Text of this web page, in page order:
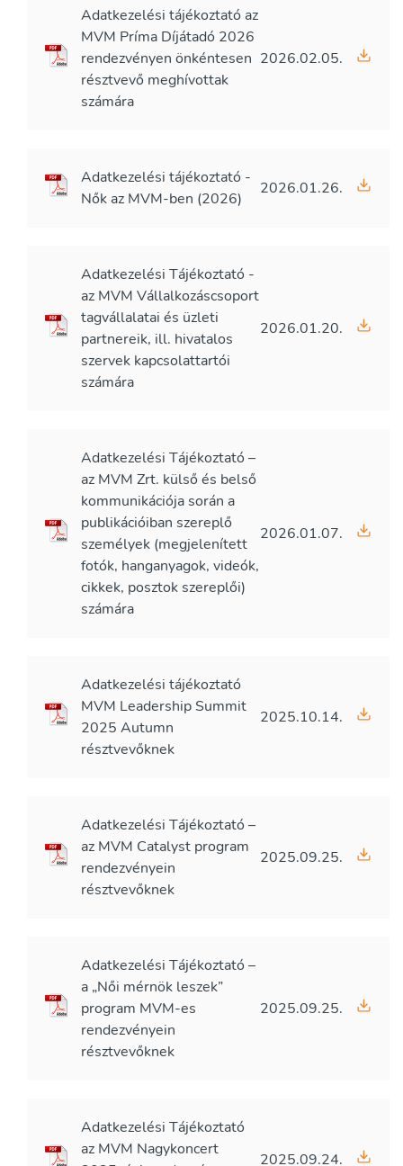
Adatkezelési tájékoztató az
MVM Príma Díjátadó 2026
rendezvényen önkéntesen
résztvevő meghívottak
számára
2026.02.05.
Adatkezelési tájékoztató -
Nők az MVM-ben (2026)
2026.01.26.
Adatkezelési Tájékoztató -
az MVM Vállalkozáscsoport
tagvállalatai és üzleti
partnereik, ill. hivatalos
szervek kapcsolattartói
számára
2026.01.20.
Adatkezelési Tájékoztató –
az MVM Zrt. külső és belső
kommunikációja során a
publikációiban szereplő
személyek (megjelenített
fotók, hanganyagok, videók,
cikkek, posztok szereplői)
számára
2026.01.07.
Adatkezelési tájékoztató
MVM Leadership Summit
2025 Autumn
résztvevőknek
2025.10.14.
Adatkezelési Tájékoztató –
az MVM Catalyst program
rendezvényein
résztvevőknek
2025.09.25.
Adatkezelési Tájékoztató –
a „Női mérnök leszek”
program MVM-es
rendezvényein
résztvevőknek
2025.09.25.
Adatkezelési Tájékoztató
az MVM Nagykoncert
2025.09.24.